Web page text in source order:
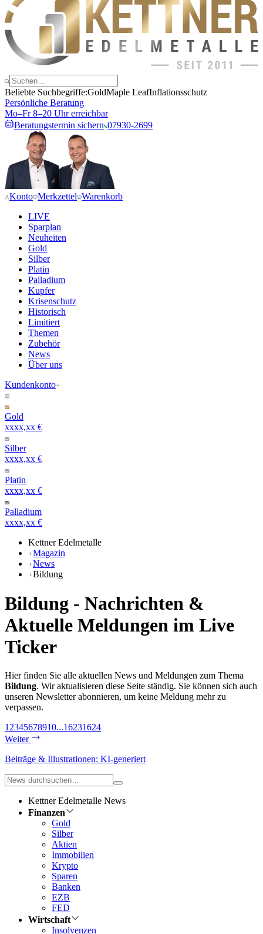
Beliebte Suchbegriffe:GoldMaple LeafInflationsschutz
Persönliche Beratung
Mo–Fr 8–20 Uhr erreichbar
Beratungstermin sichern 07930-2699
Konto Merkzettel Warenkorb
LIVE
Sparplan
Neuheiten
Gold
Silber
Platin
Palladium
Kupfer
Krisenschutz
Historisch
Limitiert
Themen
Zubehör
News
Über uns
Kundenkonto
Gold
xxxx,xx €
Silber
xxxx,xx €
Platin
xxxx,xx €
Palladium
xxxx,xx €
Kettner Edelmetalle
Magazin
News
Bildung
Bildung - Nachrichten &
Aktuelle Meldungen im Live
Ticker
Hier finden Sie alle aktuellen News und Meldungen zum Thema
Bildung. Wir aktualisieren diese Seite ständig. Sie können sich auch
unseren Newsletter abonnieren, um keine Meldung mehr zu
verpassen.
1 2345678910...16231624
Weiter
Beiträge & Illustrationen: KI-generiert
Kettner Edelmetalle News
Finanzen
Gold
Silber
Aktien
Immobilien
Krypto
Sparen
Banken
EZB
FED
Wirtschaft
Insolvenzen